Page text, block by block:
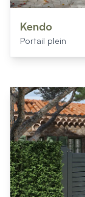
Kendo
Portail plein